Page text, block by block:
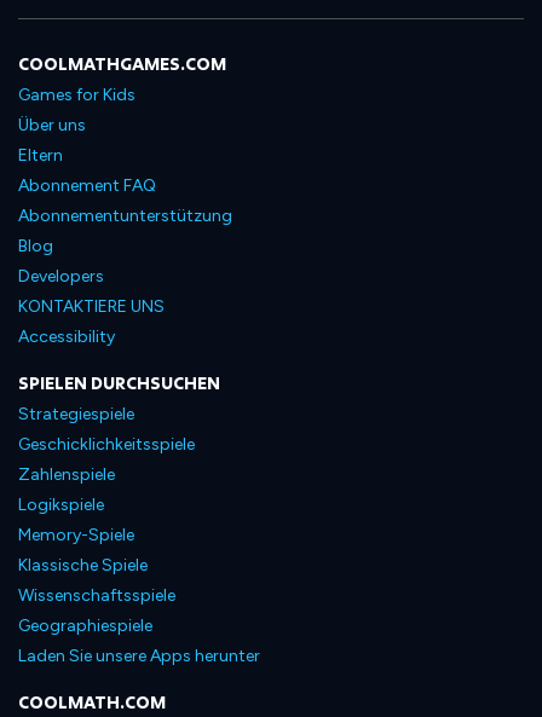
COOLMATHGAMES.COM
Games for Kids
Über uns
Eltern
Abonnement FAQ
Abonnementunterstützung
Blog
Developers
KONTAKTIERE UNS
Accessibility
SPIELEN DURCHSUCHEN
Strategiespiele
Geschicklichkeitsspiele
Zahlenspiele
Logikspiele
Memory-Spiele
Klassische Spiele
Wissenschaftsspiele
Geographiespiele
Laden Sie unsere Apps herunter
COOLMATH.COM